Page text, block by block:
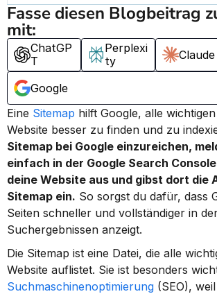
Fasse diesen Blogbeitrag
mit:
ChatGP
T
Perplexi
ty
Claude
Google
Eine Sitemap hilft Google, alle
Website besser zu finden und zu
Sitemap bei Google einzureichen,
einfach in der Google Search
deine Website aus und gibst dort die
Sitemap ein. So sorgst du dafür, dass
Seiten schneller und vollständiger in
Suchergebnissen anzeigt.
Die Sitemap ist eine Datei, die alle
Suchmaschinenoptimierung (SEO),